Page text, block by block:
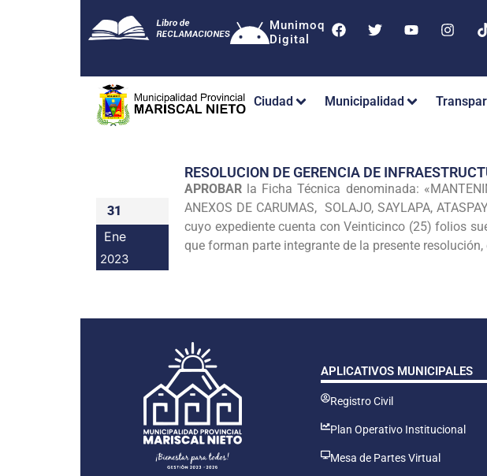
Munimoq
Digital
Ciudad Municipalidad
31
Ene
2023
RESOLUCION DE GERENCIA DE
APROBAR la Ficha Técnica denominada:
ANEXOS DE CARUMAS, SOLAJO, SAYLAPA,
cuyo expediente cuenta con Veinticinco (25) folios
que forman parte integrante de la presente
APLICATIVOS MUNICIPALES
Registro Civil
Plan Operativo Institucional
Mesa de Partes Virtual